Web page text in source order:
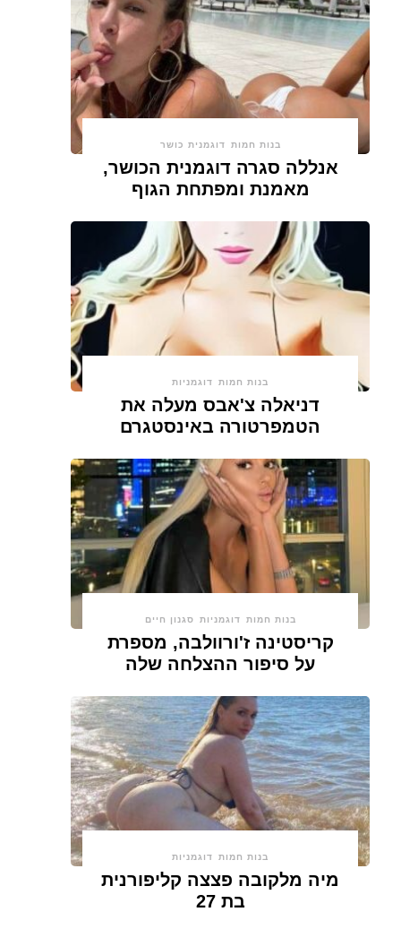
בנות חמות דוגמנית כושר
אנללה סגרה דוגמנית הכושר,
מאמנת ומפתחת הגוף
בנות חמות דוגמניות
דניאלה צ'אבס מעלה את
הטמפרטורה באינסטגרם
בנות חמות דוגמניות סגנון חיים
קריסטינה ז'ורוולבה, מספרת
על סיפור ההצלחה שלה
בנות חמות דוגמניות
מיה מלקובה פצצה קליפורנית
בת 27